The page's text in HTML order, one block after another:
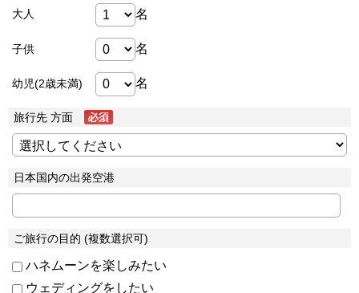
大人 名
子供 名
幼児(2歳未満) 名
旅行先 方面
日本国内の出発空港
ご旅行の目的 (複数選択可)
ハネムーンを楽しみたい
ウェディングをしたい